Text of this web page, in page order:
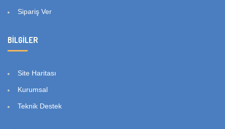
Sipariş Ver
BILGILER
Site Haritası
Kurumsal
Teknik Destek